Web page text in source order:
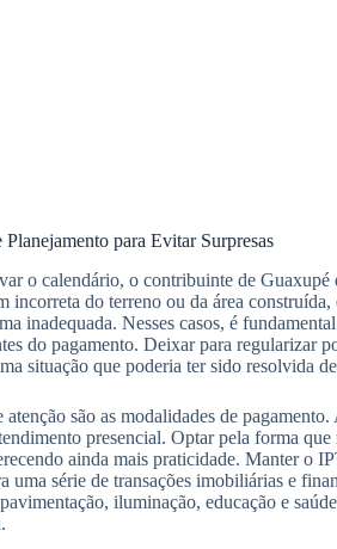
Planejamento para Evitar Surpresas
o calendário, o contribuinte de
incorreta do terreno ou da área
inadequada. Nesses casos, é
do pagamento. Deixar para regularizar
situação que poderia ter sido resolvida
são as modalidades de
presencial. Optar pela forma
ainda mais praticidade. Manter o
uma série de transações imobiliárias e
iluminação, educação e